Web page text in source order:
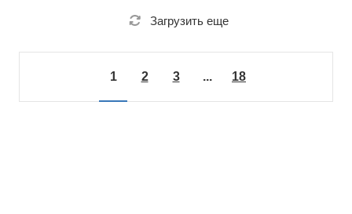
Загрузить еще
1 2 3 ... 18